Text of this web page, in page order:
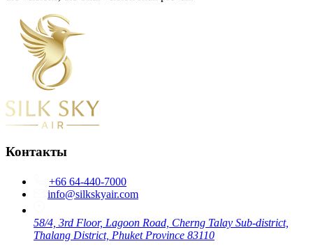
Контакты
+66 64-440-7000
info@silkskyair.com
58/4, 3rd Floor, Lagoon Road, Cherng Talay Sub-district,
Thalang District, Phuket Province 83110